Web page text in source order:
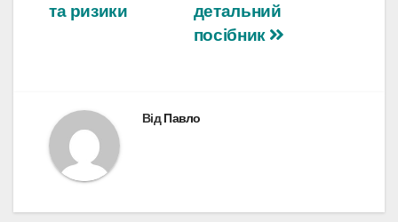
детальний
посібник
та ризики
ВідПавло